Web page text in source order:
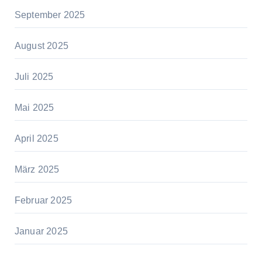
September 2025
August 2025
Juli 2025
Mai 2025
April 2025
März 2025
Februar 2025
Januar 2025